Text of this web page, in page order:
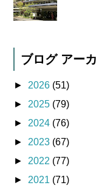
ブログ アー
► 2026 (51)
► 2025 (79)
► 2024 (76)
► 2023 (67)
► 2022 (77)
► 2021 (71)